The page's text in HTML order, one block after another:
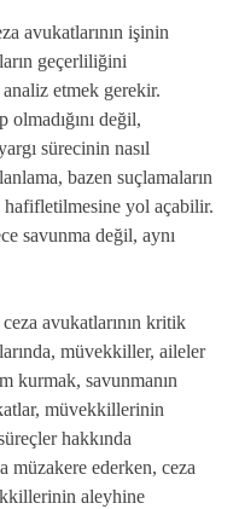
avukatlarının işinin
geçerliliğini
etmek gerekir.
değil,
sürecinin nasıl
bazen suçlamaların
yol açabilir.
savunma değil, aynı
ceza avukatlarının kritik
müvekkiller, aileler
kurmak, savunmanın
müvekkillerinin
hakkında
müzakere ederken, ceza
aleyhine